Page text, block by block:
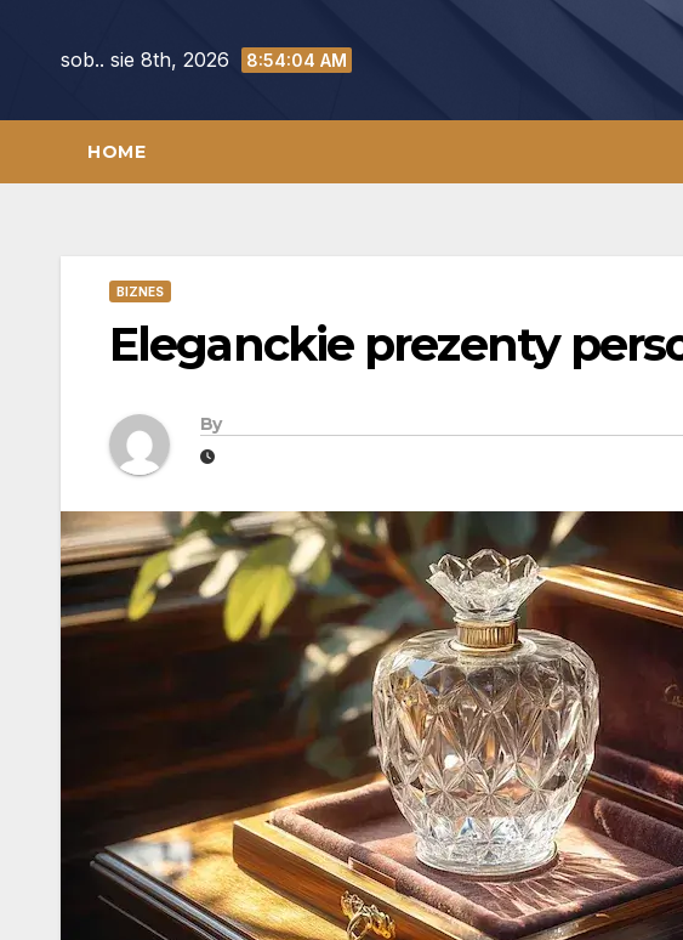
sob.. sie 8th, 2026 8:54:05 AM
HOME
BIZNES
Eleganckie prezenty
By